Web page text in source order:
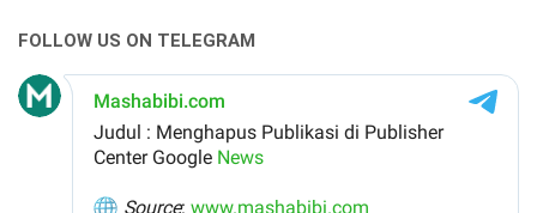
FOLLOW US ON TELEGRAM